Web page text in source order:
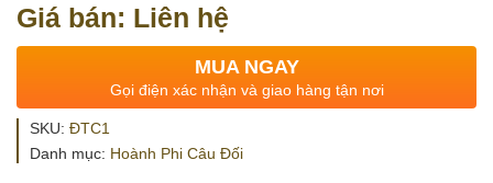
Giá bán: Liên hệ
MUA NGAY
Gọi điện xác nhận và giao hàng tận nơi
SKU: ĐTC1
Danh mục: Hoành Phi Câu Đối